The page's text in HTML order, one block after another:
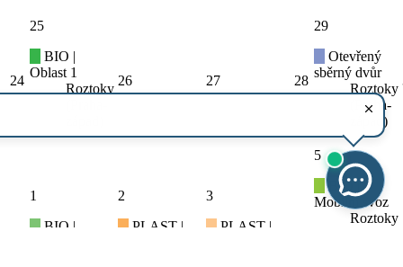
24
25
BIO |
Oblast 1
Roztoky
26 27 28
29
Otevřený
sběrný dvůr
Roztoky
(Praha-
západ)
1
BIO |
2
PLAST |
3
PLAST |
5
BIO |
Mobilní svoz
Roztoky